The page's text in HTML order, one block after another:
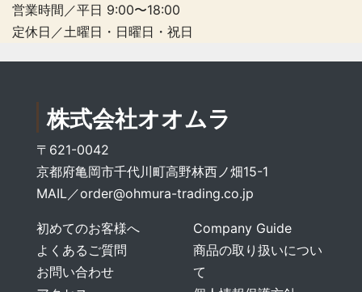
営業時間／平日 9:00〜18:00
定休日／土曜日・日曜日・祝日
株式会社オオムラ
〒621-0042
京都府亀岡市千代川町高野林西ノ畑15-1
MAIL／order@ohmura-trading.co.jp
初めてのお客様へ
よくあるご質問
お問い合わせ
Company Guide
商品の取り扱いについ
て